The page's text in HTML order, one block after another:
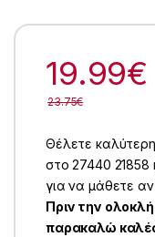
19.99€
23.75€
Θέλετε καλύτερη
στο 27440
για να μάθετε
Πριν την
παρακαλώ